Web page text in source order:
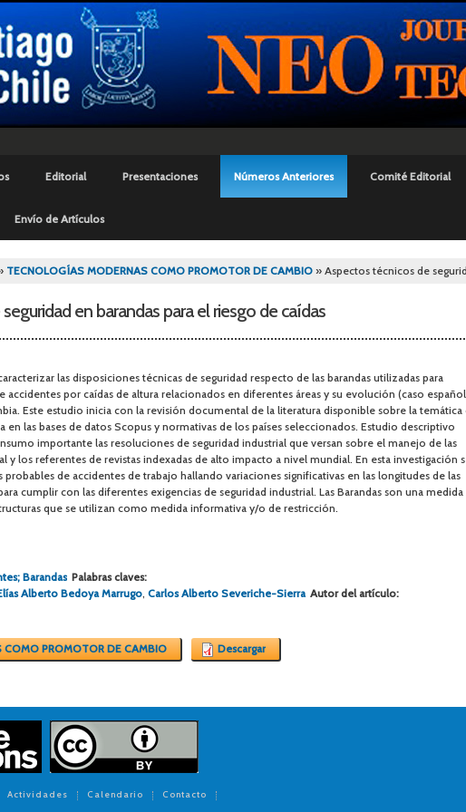
contenido
principal
Editorial Presentaciones Números Anteriores Comité Editorial
Envío de Artículos
aquí
TECNOLOGÍAS MODERNAS COMO PROMOTOR DE CAMBIO » Aspectos técnicos de
en barandas para el riesgo de caídas
las disposiciones técnicas de seguridad respecto de las barandas utilizadas para
accidentes por caídas de altura relacionados en diferentes áreas y su evolución (caso
Este estudio inicia con la revisión documental de la literatura disponible sobre la temática
en las bases de datos Scopus y normativas de los países seleccionados. Estudio descriptivo
importante las resoluciones de seguridad industrial que versan sobre el manejo de las
y los referentes de revistas indexadas de alto impacto a nivel mundial. En esta investigación
probables de accidentes de trabajo hallando variaciones significativas en las longitudes de las
cumplir con las diferentes exigencias de seguridad industrial. Las Barandas son una medida
que se utilizan como medida informativa y/o de restricción.
Palabras claves:
Barandas
Autor del artículo:
Alberto Bedoya Marrugo, Carlos Alberto Severiche-Sierra
PROMOTOR DE CAMBIO Descargar
Actividades Calendario Contacto